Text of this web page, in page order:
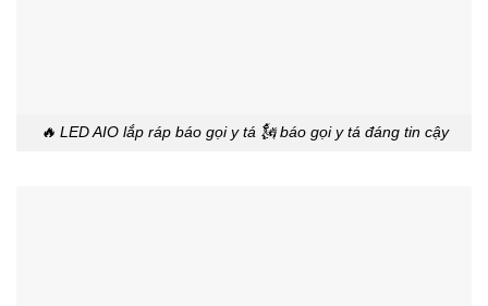
🔥 LED AIO lắp ráp báo gọi y tá 🗽 báo gọi y tá đáng tin cậy